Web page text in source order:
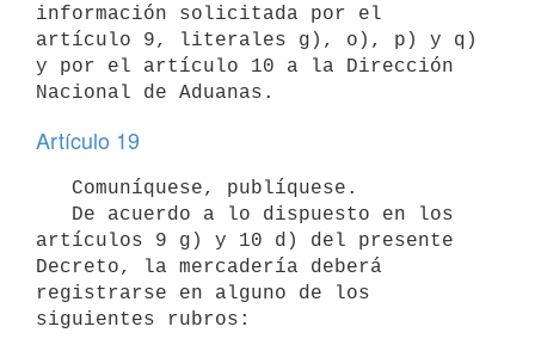
información solicitada por el
artículo 9, literales g), o), p) y q)
y por el artículo 10 a la Dirección
Artículo 19
artículos 9 g) y 10 d) del presente
Decreto, la mercadería deberá
registrarse en alguno de los
siguientes rubros: